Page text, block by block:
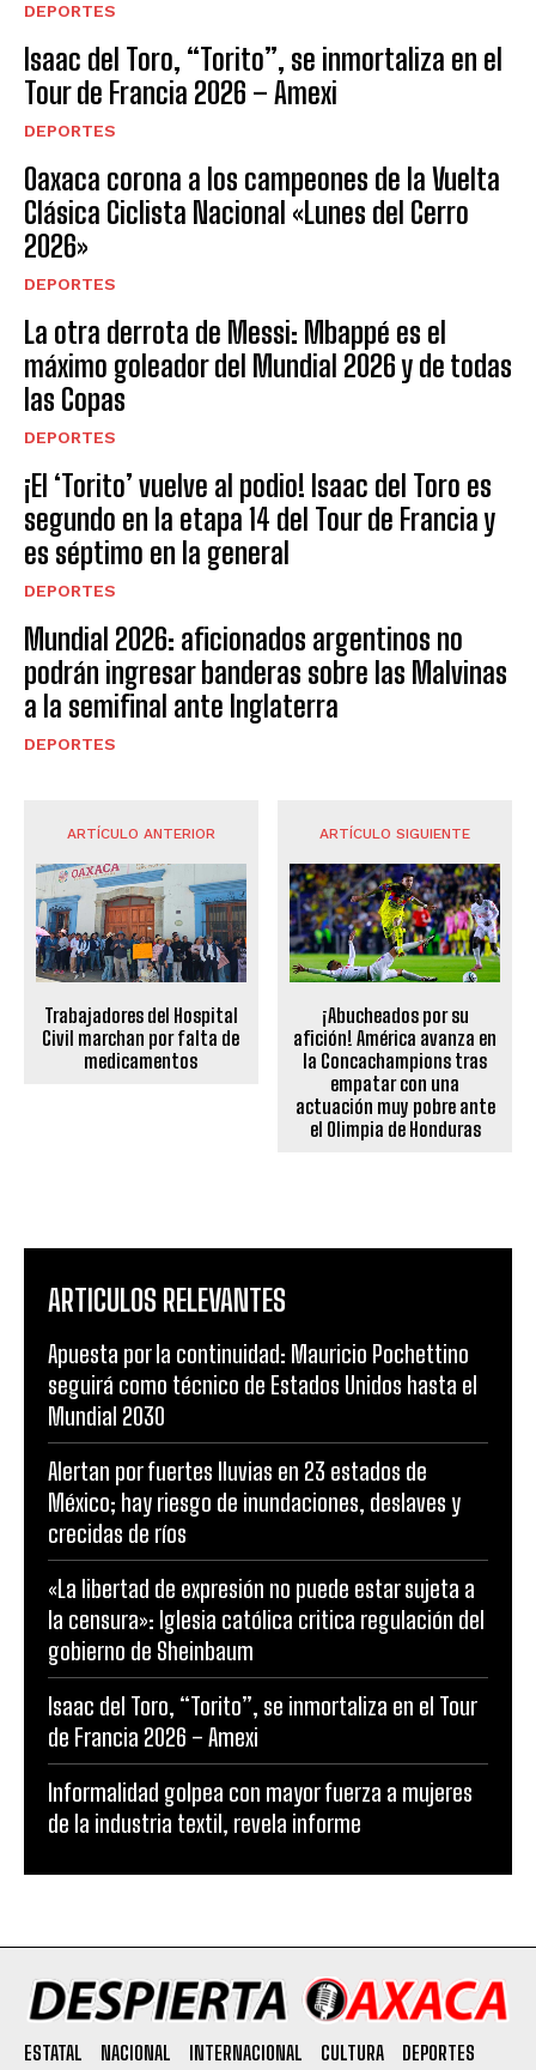
DEPORTES
Isaac del Toro, “Torito”, se inmortaliza en el
Tour de Francia 2026 – Amexi
DEPORTES
Oaxaca corona a los campeones de la Vuelta
Clásica Ciclista Nacional «Lunes del Cerro
2026»
DEPORTES
La otra derrota de Messi: Mbappé es el
máximo goleador del Mundial 2026 y de todas
las Copas
DEPORTES
¡El ‘Torito’ vuelve al podio! Isaac del Toro es
segundo en la etapa 14 del Tour de Francia y
es séptimo en la general
DEPORTES
Mundial 2026: aficionados argentinos no
podrán ingresar banderas sobre las Malvinas
a la semifinal ante Inglaterra
DEPORTES
ARTÍCULO ANTERIOR
Trabajadores del Hospital
Civil marchan por falta de
medicamentos
ARTÍCULO SIGUIENTE
¡Abucheados por su
afición! América avanza en
la Concachampions tras
empatar con una
actuación muy pobre ante
el Olimpia de Honduras
ARTICULOS RELEVANTES
Apuesta por la continuidad: Mauricio Pochettino
seguirá como técnico de Estados Unidos hasta el
Mundial 2030
Alertan por fuertes lluvias en 23 estados de
México; hay riesgo de inundaciones, deslaves y
crecidas de ríos
«La libertad de expresión no puede estar sujeta a
la censura»: Iglesia católica critica regulación del
gobierno de Sheinbaum
Isaac del Toro, “Torito”, se inmortaliza en el Tour
de Francia 2026 – Amexi
Informalidad golpea con mayor fuerza a mujeres
de la industria textil, revela informe
ESTATAL NACIONAL INTERNACIONAL CULTURA DEPORTES